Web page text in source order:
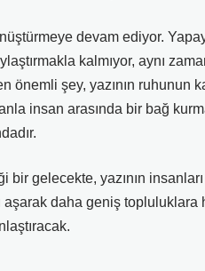
devam ediyor.
kalmıyor, aynı
önemli şey, yazının ruhunun
insan arasında bir bağ
bir gelecekte, yazının
aşarak daha geniş